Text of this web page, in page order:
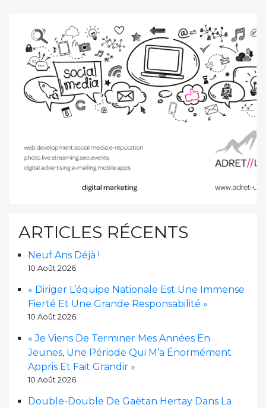
ARTICLES RÉCENTS
Neuf Ans Déjà !
10 Août 2026
« Diriger L’équipe Nationale Est Une Immense
Fierté Et Une Grande Responsabilité »
10 Août 2026
« Je Viens De Terminer Mes Années En
Jeunes, Une Période Qui M’a Énormément
Appris Et Fait Grandir »
10 Août 2026
Double-Double De Gaëtan Hertay Dans La